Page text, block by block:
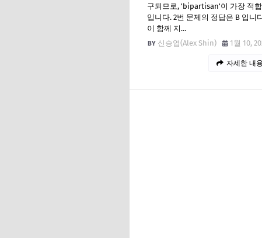
구되므로, 'bipartisan'이 가장 적
입니다. 2번 문제의 정답은 B 입니
이 함께 지…
신승엽(Alex Shin)
1월 10,
자세한 내